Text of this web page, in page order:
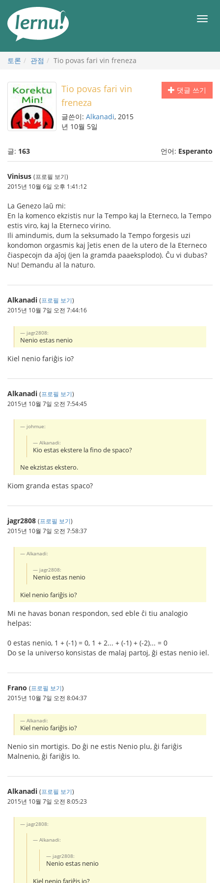
메
토론 관점 Tio povas fari vin freneza
댓글 쓰기
Tio povas fari vin
freneza
글쓴이: Alkanadi, 2015
년 10월 5일
글: 163 언어: Esperanto
Vinisus (프로필 보기)
2015년 10월 6일 오후 1:41:12
La Genezo laŭ mi:
En la komenco ekzistis nur la Tempo kaj la Eterneco, la Tempo
estis viro, kaj la Eterneco virino.
Ili amindumis, dum la seksumado la Tempo forgesis uzi
kondomon orgasmis kaj ĵetis enen de la utero de la Eterneco
ĉiaspecojn da aĵoj (jen la gramda paaeksplodo). Ĉu vi dubas?
Nu! Demandu al la naturo.
Alkanadi (프로필 보기)
2015년 10월 7일 오전 7:44:16
jagr2808:
Nenio estas nenio
Kiel nenio fariĝis io?
Alkanadi (프로필 보기)
2015년 10월 7일 오전 7:54:45
johmue:
Alkanadi:
Kio estas ekstere la fino de spaco?
Ne ekzistas ekstero.
Kiom granda estas spaco?
jagr2808 (프로필 보기)
2015년 10월 7일 오전 7:58:37
Alkanadi:
jagr2808:
Nenio estas nenio
Kiel nenio fariĝis io?
Mi ne havas bonan respondon, sed eble ĉi tiu analogio
helpas:
0 estas nenio, 1 + (-1) = 0, 1 + 2... + (-1) + (-2)... = 0
Do se la universo konsistas de malaj partoj, ĝi estas nenio iel.
Frano (프로필 보기)
2015년 10월 7일 오전 8:04:37
Alkanadi:
Kiel nenio fariĝis io?
Nenio sin mortigis. Do ĝi ne estis Nenio plu, ĝi fariĝis
Malnenio, ĝi fariĝis Io.
Alkanadi (프로필 보기)
2015년 10월 7일 오전 8:05:23
jagr2808:
Alkanadi:
jagr2808:
Nenio estas nenio